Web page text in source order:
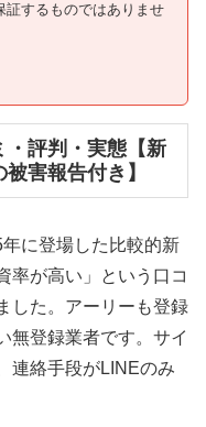
するものではありませ
・評判・実態【新
害報告付き】
に登場した比較的新
率が高い」という口コ
した。アーリーも登録
無登録業者です。サイ
連絡手段がLINEのみ